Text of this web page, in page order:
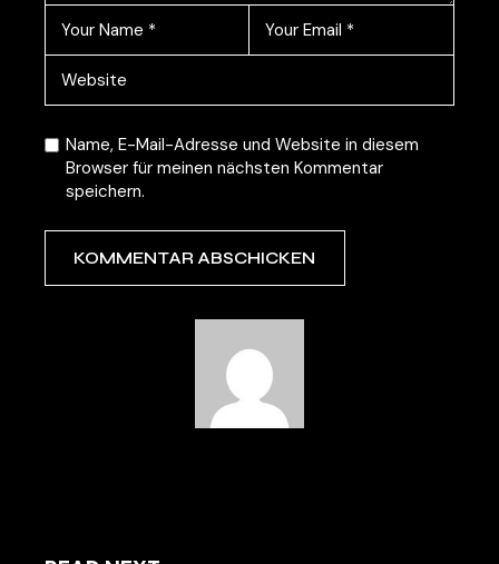
Name, E-Mail-Adresse und Website in diesem
Browser für meinen nächsten Kommentar
speichern.
KOMMENTAR ABSCHICKEN